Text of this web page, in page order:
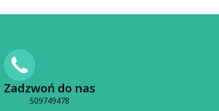
Zadzwoń do nas
509749478